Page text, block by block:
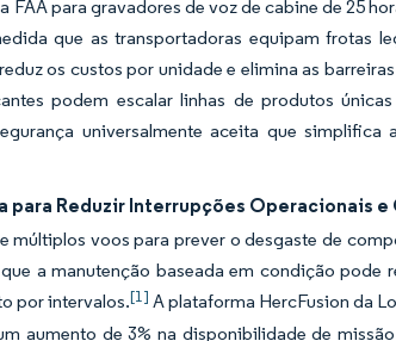
para gravadores de voz de cabine de 25
que as transportadoras equipam frotas
os custos por unidade e elimina as
podem escalar linhas de produtos
universalmente aceita que simplifica
Reduzir Interrupções Operacionais e
voos para prever o desgaste de
a manutenção baseada em condição pode
por intervalos.[1] A plataforma HercFusion da
aumento de 3% na disponibilidade de